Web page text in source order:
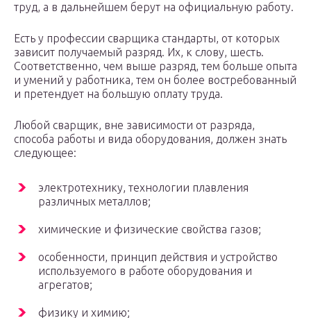
труд, а в дальнейшем берут на официальную работу.
Есть у профессии сварщика стандарты, от которых
зависит получаемый разряд. Их, к слову, шесть.
Соответственно, чем выше разряд, тем больше опыта
и умений у работника, тем он более востребованный
и претендует на большую оплату труда.
Любой сварщик, вне зависимости от разряда,
способа работы и вида оборудования, должен знать
следующее:
электротехнику, технологии плавления
различных металлов;
химические и физические свойства газов;
особенности, принцип действия и устройство
используемого в работе оборудования и
агрегатов;
физику и химию;